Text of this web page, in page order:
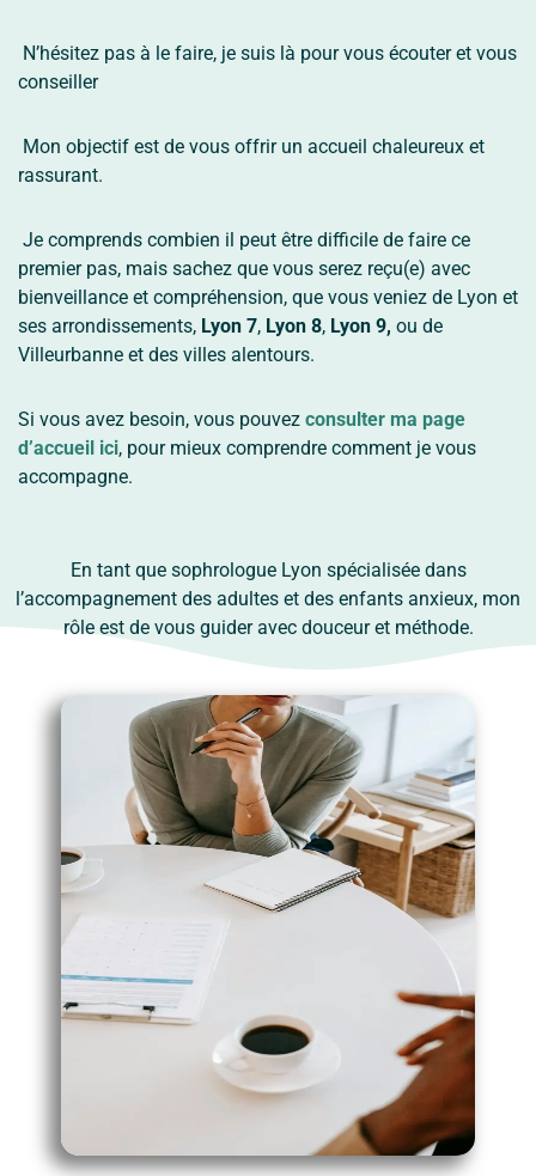
N’hésitez pas à le faire, je suis là pour vous écouter et vous
conseiller
Mon objectif est de vous offrir un accueil chaleureux et
rassurant.
Je comprends combien il peut être difficile de faire ce
premier pas, mais sachez que vous serez reçu(e) avec
bienveillance et compréhension, que vous veniez de Lyon et
ses arrondissements, Lyon 7, Lyon 8, Lyon 9, ou de
Villeurbanne et des villes alentours.
Si vous avez besoin, vous pouvez consulter ma page
d’accueil ici, pour mieux comprendre comment je vous
accompagne.
En tant que sophrologue Lyon spécialisée dans
l’accompagnement des adultes et des enfants anxieux, mon
rôle est de vous guider avec douceur et méthode.